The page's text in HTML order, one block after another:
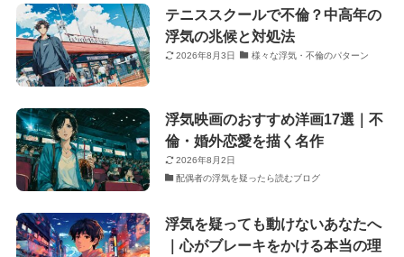
テニススクールで不倫？中高年の
浮気の兆候と対処法
2026年8月3日 様々な浮気・不倫のパターン
浮気映画のおすすめ洋画17選｜不
倫・婚外恋愛を描く名作
2026年8月2日
配偶者の浮気を疑ったら読むブログ
浮気を疑っても動けないあなたへ
｜心がブレーキをかける本当の理